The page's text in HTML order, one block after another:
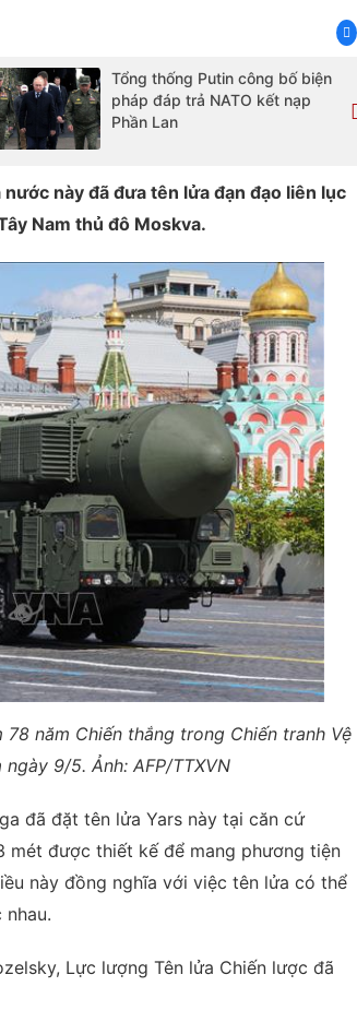
Tổng thống Putin công bố biện
pháp đáp trả NATO kết nạp
Phần Lan
này đã đưa tên lửa đạn đạo liên lục
Nam thủ đô Moskva.
năm Chiến thắng trong Chiến tranh Vệ
9/5. Ảnh: AFP/TTXVN
đã đặt tên lửa Yars này tại căn cứ
mét được thiết kế để mang phương tiện
này đồng nghĩa với việc tên lửa có thể
Lực lượng Tên lửa Chiến lược đã